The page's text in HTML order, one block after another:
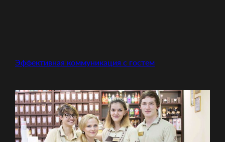
Эффективная коммуникация с гостем